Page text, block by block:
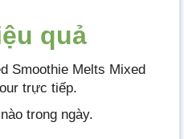
quả
Smoothie Melts Mixed
trực tiếp.
trong ngày.